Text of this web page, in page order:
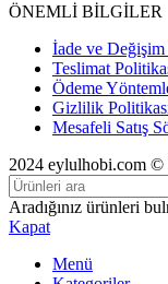
ÖNEMLİ BİLGİLER
İade ve Değişim
Teslimat
Ödeme
Gizlilik
Mesafeli Satış
2024 eylulhobi.com ©
Aradığınız ürünleri
Kapat
Menü